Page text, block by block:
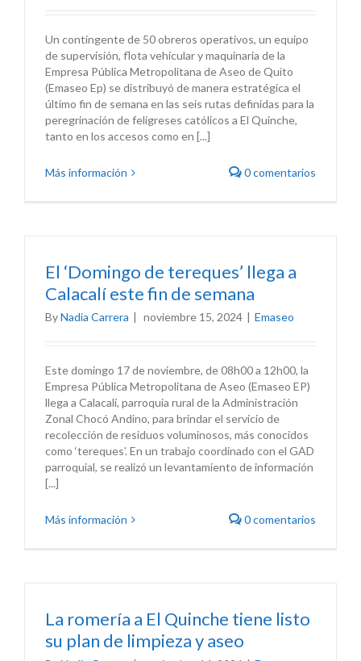
Un contingente de 50 obreros operativos, un equipo
de supervisión, flota vehicular y maquinaria de la
Empresa Pública Metropolitana de Aseo de Quito
(Emaseo Ep) se distribuyó de manera estratégica el
último fin de semana en las seis rutas definidas para la
peregrinación de feligreses católicos a El Quinche,
tanto en los accesos como en [...]
Más información 0 comentarios
El ‘Domingo de tereques’ llega a
Calacalí este fin de semana
ByNadia Carrera | noviembre 15, 2024 | Emaseo
Este domingo 17 de noviembre, de 08h00 a 12h00, la
Empresa Pública Metropolitana de Aseo (Emaseo EP)
llega a Calacalí, parroquia rural de la Administración
Zonal Chocó Andino, para brindar el servicio de
recolección de residuos voluminosos, más conocidos
como ‘tereques’. En un trabajo coordinado con el GAD
parroquial, se realizó un levantamiento de información
[...]
Más información 0 comentarios
La romería a El Quinche tiene listo
su plan de limpieza y aseo